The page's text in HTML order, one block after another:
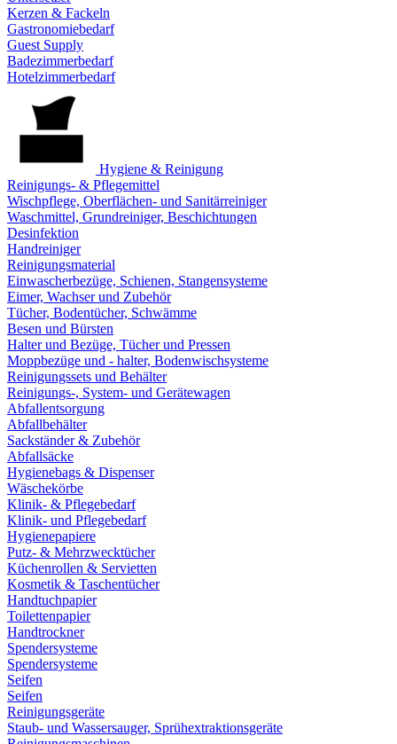
Kerzen & Fackeln
Gastronomiebedarf
Guest Supply
Badezimmerbedarf
Hotelzimmerbedarf
Hygiene & Reinigung
Reinigungs- & Pflegemittel
Wischpflege, Oberflächen- und Sanitärreiniger
Waschmittel, Grundreiniger, Beschichtungen
Desinfektion
Handreiniger
Reinigungsmaterial
Einwascherbezüge, Schienen, Stangensysteme
Eimer, Wachser und Zubehör
Tücher, Bodentücher, Schwämme
Besen und Bürsten
Halter und Bezüge, Tücher und Pressen
Moppbezüge und - halter, Bodenwischsysteme
Reinigungssets und Behälter
Reinigungs-, System- und Gerätewagen
Abfallentsorgung
Abfallbehälter
Sackständer & Zubehör
Abfallsäcke
Hygienebags & Dispenser
Wäschekörbe
Klinik- & Pflegebedarf
Klinik- und Pflegebedarf
Hygienepapiere
Putz- & Mehrzwecktücher
Küchenrollen & Servietten
Kosmetik & Taschentücher
Handtuchpapier
Toilettenpapier
Handtrockner
Spendersysteme
Spendersysteme
Seifen
Seifen
Reinigungsgeräte
Staub- und Wassersauger, Sprühextraktionsgeräte